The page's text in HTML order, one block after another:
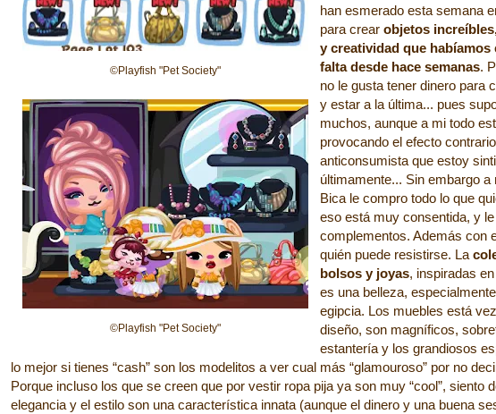
©Playfish "Pet Society"
©Playfish "Pet Society"
han esmerado esta semana
para crear objetos
y creatividad que habíamos
falta desde hace semanas.
no le gusta tener dinero para
y estar a la última... pues
muchos, aunque a mi todo
provocando el efecto
anticonsumista que estoy
últimamente... Sin embargo
Bica le compro todo lo que
eso está muy consentida, y
complementos. Además con
quién puede resistirse. La
bolsos y joyas, inspiradas
es una belleza,
egipcia. Los muebles está
diseño, son magníficos,
estantería y los grandiosos
lo mejor si tienes “cash” son los modelitos a ver cual más “glamouroso” por no
Porque incluso los que se creen que por vestir ropa pija ya son muy “cool”, siento
elegancia y el estilo son una característica innata (aunque el dinero y una buena